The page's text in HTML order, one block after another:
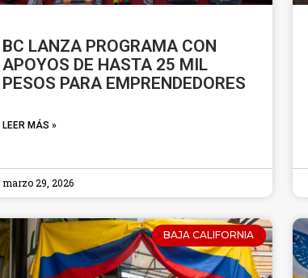
BC LANZA PROGRAMA CON
APOYOS DE HASTA 25 MIL
PESOS PARA EMPRENDEDORES
LEER MÁS »
marzo 29, 2026
BAJA CALIFORNIA